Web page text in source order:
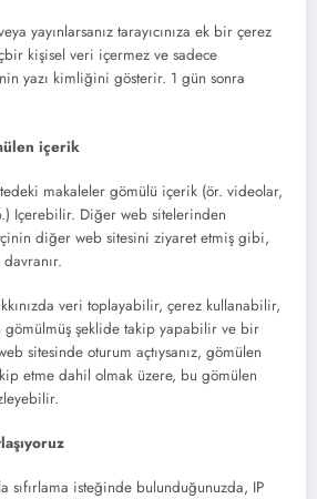
yayınlarsanız tarayıcınıza ek bir çerez
kişisel veri içermez ve sadece
yazı kimliğini gösterir. 1 gün sonra
içerik
makaleler gömülü içerik (ör. videolar,
Içerebilir. Diğer web sitelerinden
diğer web sitesini ziyaret etmiş gibi,
veri toplayabilir, çerez kullanabilir,
gömülmüş şeklide takip yapabilir ve bir
sitesinde oturum açtıysanız, gömülen
etme dahil olmak üzere, bu gömülen
sıfırlama isteğinde bulunduğunuzda, IP